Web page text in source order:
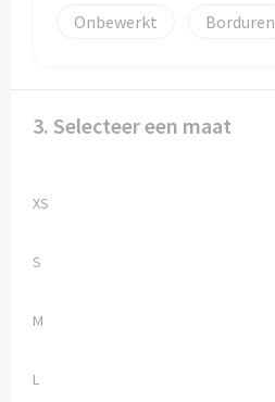
Onbewerkt
Borduren
3. Selecteer een maat
XS
S
M
L